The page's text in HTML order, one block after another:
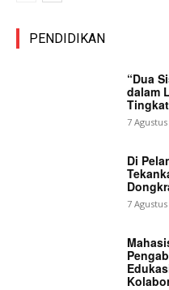
PENDIDIKAN
“Dua
dalam
7
Di
7